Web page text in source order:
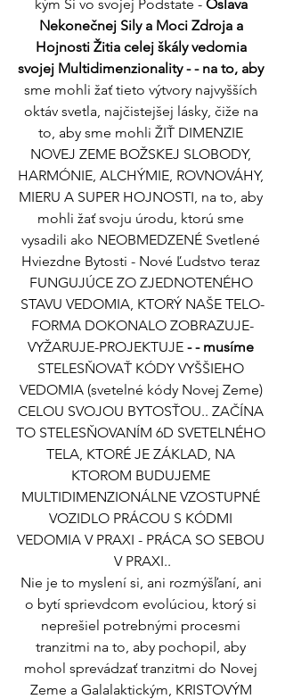
kým Si vo svojej Podstate - Oslava
Nekonečnej Sily a Moci Zdroja a
Hojnosti Žitia celej škály vedomia
svojej Multidimenzionality - - na to, aby
sme mohli žať tieto výtvory najvyšších
oktáv svetla, najčistejšej lásky, čiže na
to, aby sme mohli ŽIŤ DIMENZIE
NOVEJ ZEME BOŽSKEJ SLOBODY,
HARMÓNIE, ALCHÝMIE, ROVNOVÁHY,
MIERU A SUPER HOJNOSTI, na to, aby
mohli žať svoju úrodu, ktorú sme
vysadili ako NEOBMEDZENÉ Svetlené
Hviezdne Bytosti - Nové Ľudstvo teraz
FUNGUJÚCE ZO ZJEDNOTENÉHO
STAVU VEDOMIA, KTORÝ NAŠE TELO-
FORMA DOKONALO ZOBRAZUJE-
VYŽARUJE-PROJEKTUJE - - musíme
STELESŇOVAŤ KÓDY VYŠŠIEHO
VEDOMIA (svetelné kódy Novej Zeme)
CELOU SVOJOU BYTOSŤOU.. ZAČÍNA
TO STELESŇOVANÍM 6D SVETELNÉHO
TELA, KTORÉ JE ZÁKLAD, NA
KTOROM BUDUJEME
MULTIDIMENZIONÁLNE VZOSTUPNÉ
VOZIDLO PRÁCOU S KÓDMI
VEDOMIA V PRAXI - PRÁCA SO SEBOU
V PRAXI..
Nie je to myslení si, ani rozmýšľaní, ani
o bytí sprievdcom evolúciou, ktorý si
neprešiel potrebnými procesmi
tranzitmi na to, aby pochopil, aby
mohol sprevádzať tranzitmi do Novej
Zeme a Galalaktickým, KRISTOVÝM